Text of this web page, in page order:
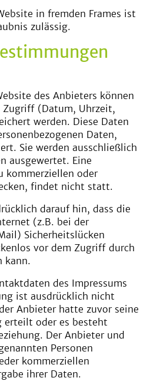
in fremden Frames ist
zulässig.
des Anbieters können
(Datum, Uhrzeit,
werden. Diese Daten
Daten,
Sie werden ausschließlich
ausgewertet. Eine
kommerziellen oder
findet nicht statt.
darauf hin, dass die
(z.B. bei der
Sicherheitslücken
vor dem Zugriff durch
kann.
des Impressums
ist ausdrücklich nicht
Anbieter hatte zuvor seine
oder es besteht
Der Anbieter und
Personen
kommerziellen
ihrer Daten.